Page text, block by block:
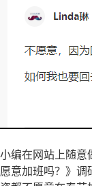
小编在网站上随意
愿意加班吗？》调